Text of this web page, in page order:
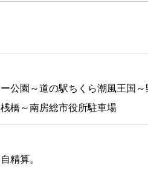
公園～道の駅ちくら潮風王国
橋～南房総市役所駐車場
精算。